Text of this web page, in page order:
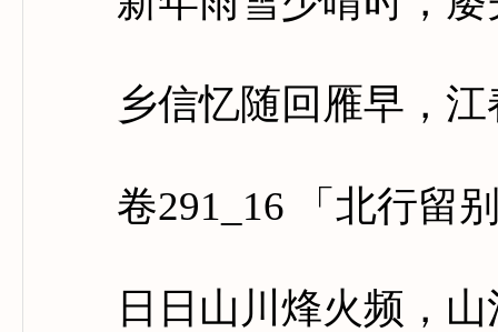
乡信忆随回雁早，江
卷291_16 「北行留
日日山川烽火频，山